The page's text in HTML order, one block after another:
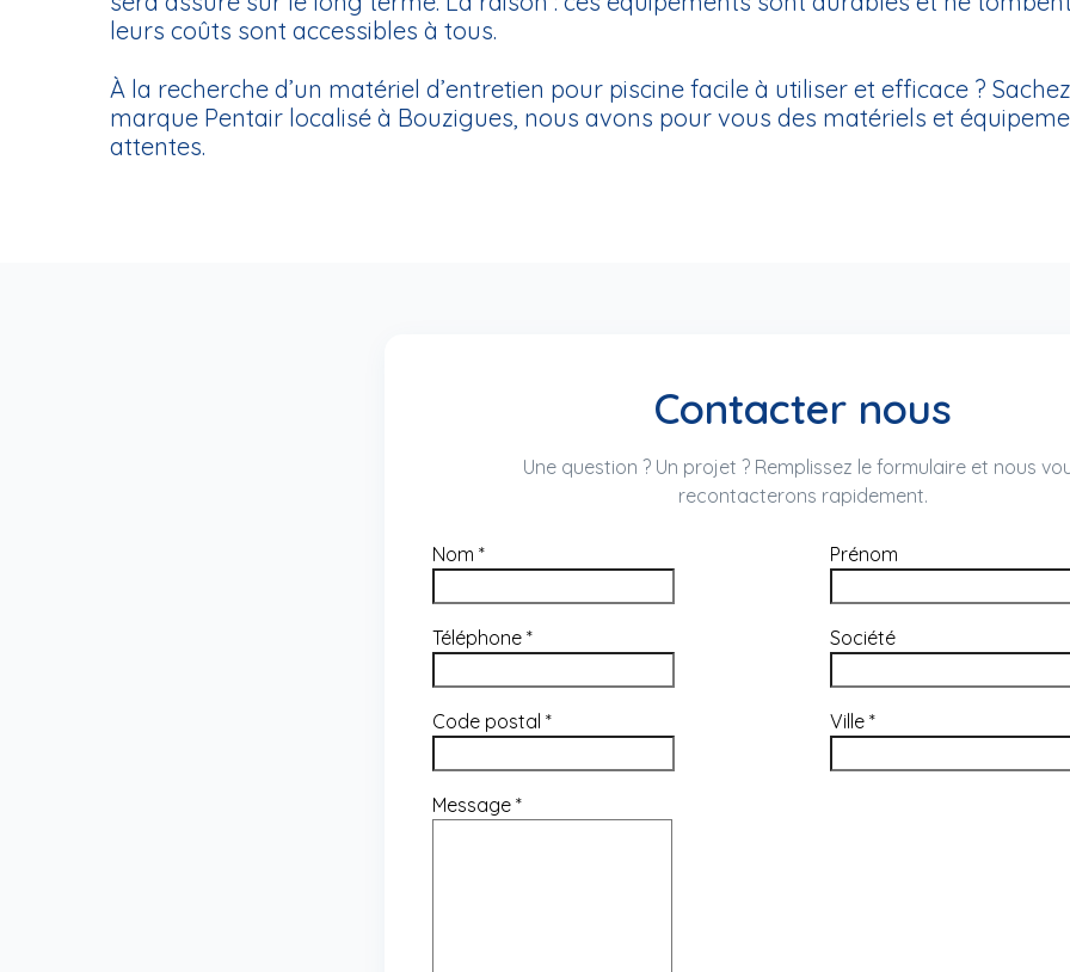
leurs coûts sont accessibles à tous.
À la recherche d’un matériel d’entretien pour piscine facile à utiliser et efficace ?
marque Pentair localisé à Bouzigues, nous avons pour vous des matériels et
attentes.
Contacter nous
Une question ? Un projet ? Remplissez le formulaire et nous
recontacterons rapidement.
Nom * Prénom
Téléphone * Société
Code postal * Ville *
Message *